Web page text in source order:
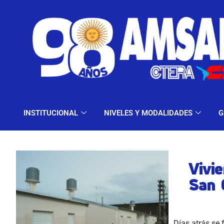
INSTITUCIONAL NIVELES Y MODALIDADES
INSTITUCIONAL
San